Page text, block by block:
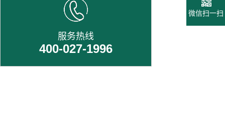
服务热线
400-027-1996
微信扫一扫